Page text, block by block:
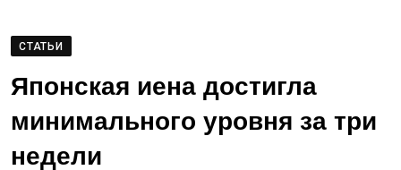
СТАТЬИ
Японская иена достигла
минимального уровня за три
недели